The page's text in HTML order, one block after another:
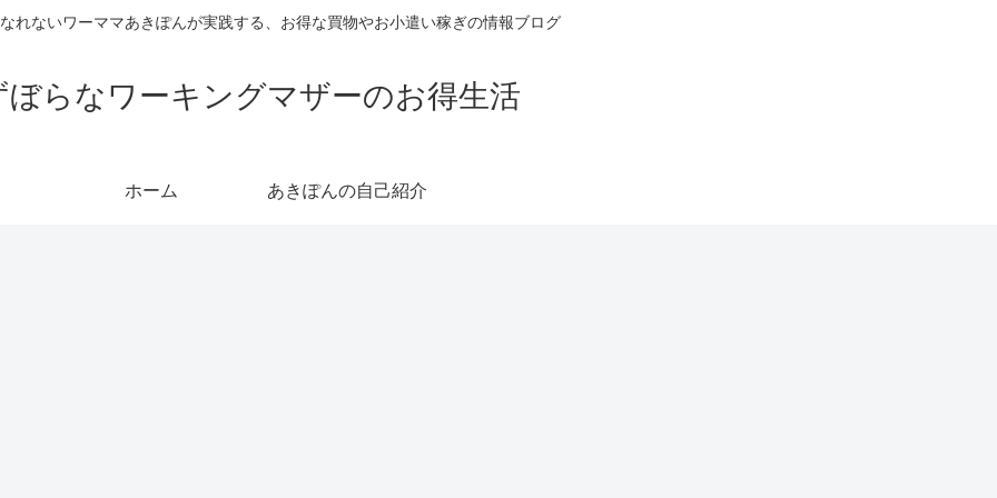
れないワーママあきぽんが実践する、お得な買物やお小遣い稼ぎの情報ブログ
ぼらなワーキングマザーのお得生活
ホーム あきぽんの自己紹介